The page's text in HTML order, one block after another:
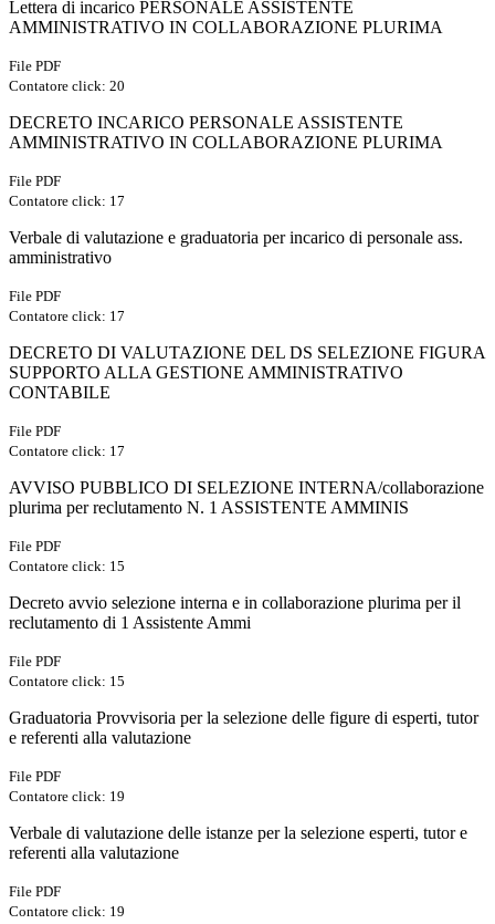
Lettera di incarico PERSONALE ASSISTENTE
AMMINISTRATIVO IN COLLABORAZIONE PLURIMA
File PDF
Contatore click: 20
DECRETO INCARICO PERSONALE ASSISTENTE
AMMINISTRATIVO IN COLLABORAZIONE PLURIMA
File PDF
Contatore click: 17
Verbale di valutazione e graduatoria per incarico di personale ass.
amministrativo
File PDF
Contatore click: 17
DECRETO DI VALUTAZIONE DEL DS SELEZIONE FIGURA
SUPPORTO ALLA GESTIONE AMMINISTRATIVO
CONTABILE
File PDF
Contatore click: 17
AVVISO PUBBLICO DI SELEZIONE INTERNA/collaborazione
plurima per reclutamento N. 1 ASSISTENTE AMMINIS
File PDF
Contatore click: 15
Decreto avvio selezione interna e in collaborazione plurima per il
reclutamento di 1 Assistente Ammi
File PDF
Contatore click: 15
Graduatoria Provvisoria per la selezione delle figure di esperti, tutor
e referenti alla valutazione
File PDF
Contatore click: 19
Verbale di valutazione delle istanze per la selezione esperti, tutor e
referenti alla valutazione
File PDF
Contatore click: 19